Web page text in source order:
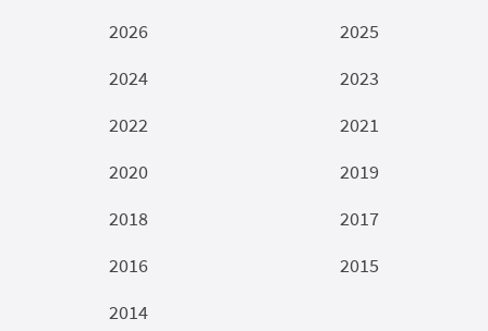
2026
2025
2024
2023
2022
2021
2020
2019
2018
2017
2016
2015
2014